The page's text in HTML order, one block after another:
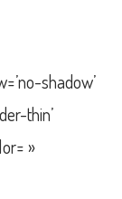
shadow’
thin’
»